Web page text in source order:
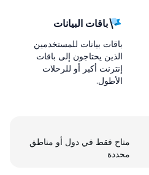
باقات البيانات
باقات بيانات للمستخدمين
الذين يحتاجون إلى باقات
إنترنت أكبر أو للرحلات
الأطول.
متاح فقط في دول أو مناطق
محددة